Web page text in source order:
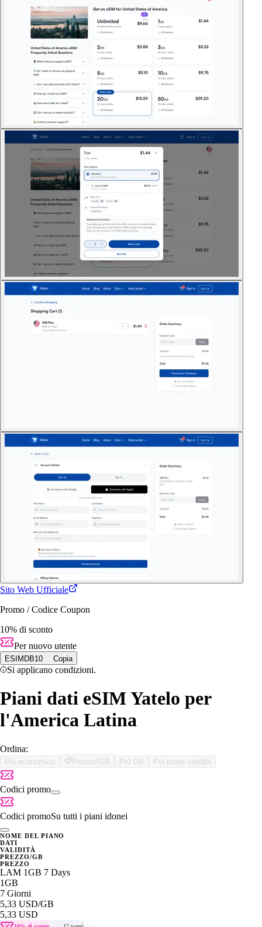
Sito Web Ufficiale
Promo / Codice Coupon
10% di sconto
Per nuovo utente
ESIMDB10 Copia
Si applicano condizioni.
Piani dati eSIM Yatelo per
l'America Latina
Ordina:
Più economico Prezzo/GB Più GB Più lunga validità
Codici promo
Codici promoSu tutti i piani idonei
NOME DEL PIANO
DATI
VALIDITÀ
PREZZO/GB
PREZZO
LAM 1GB 7 Days
1GB
7 Giorni
5,33 USD/GB
5,33 USD